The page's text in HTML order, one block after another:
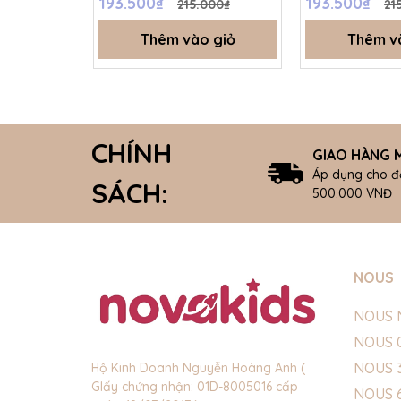
215.000₫
Thêm vào giỏ Thêm
CHÍNH
SÁCH:
GIAO HÀNG
Áp dụng cho
500.000 VNĐ
Hộ Kinh Doanh Nguyễn Hoàng Anh (
GIấy chứng nhận: 01D-8005016 cấp
NOUS
NOUS
NOUS
NOUS
NOUS